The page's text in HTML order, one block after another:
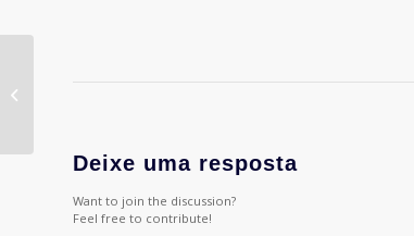
Deixe uma resposta
Want to join the discussion?
Feel free to contribute!